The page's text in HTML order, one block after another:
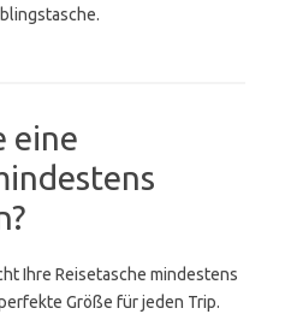
eine
Ihre Reisetasche mindestens
Größe für jeden Trip.